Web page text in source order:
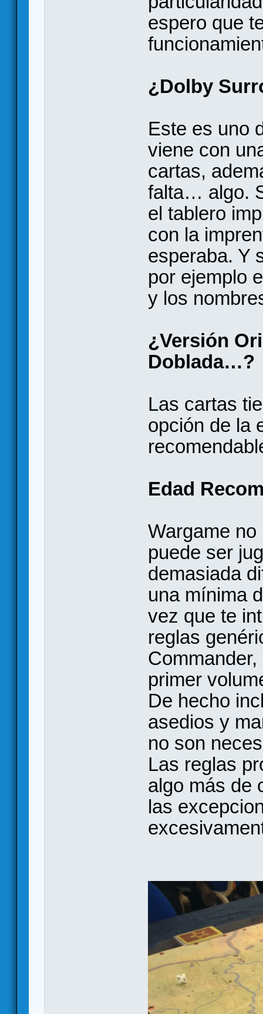
espero que
¿Dolby
Este es uno
viene con
cartas,
falta… algo.
el tablero
con la
esperaba. Y
por ejemplo
y los
¿Versión
Doblada…?
Las cartas
opción de la
Edad
Wargame
puede ser
demasiada
una mínima
vez que te
reglas
primer
De hecho
asedios y
no son
Las reglas
algo más de
las